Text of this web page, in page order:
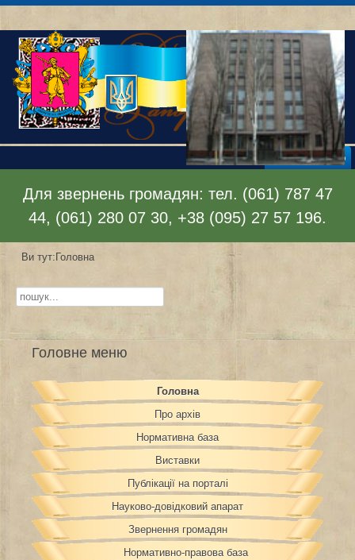
Відкрити меню
Для звернень громадян: тел. (061) 787 47
44, (061) 280 07 30, +38 (095) 27 57 196.
Ви тут:Головна
Пошук...
Головне меню
Головна
Про архів
Нормативна база
Виставки
Публікації на порталі
Науково-довідковий апарат
Звернення громадян
Нормативно-правова база